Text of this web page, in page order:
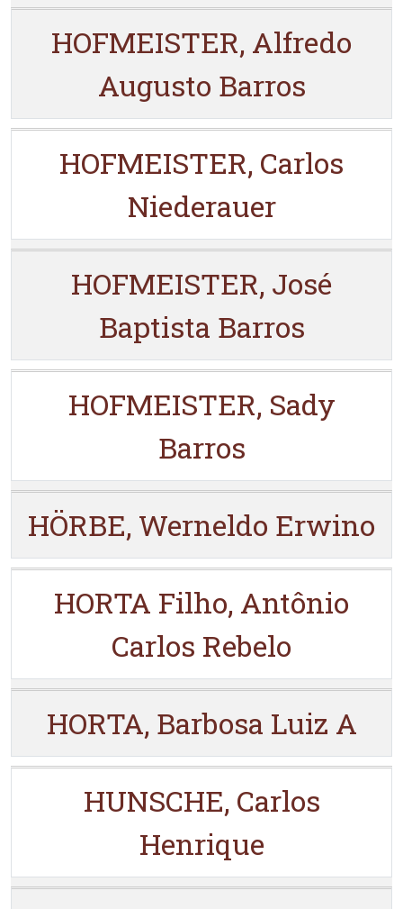
HOFMEISTER, Alfredo
Augusto Barros
HOFMEISTER, Carlos
Niederauer
HOFMEISTER, José
Baptista Barros
HOFMEISTER, Sady
Barros
HÖRBE, Werneldo Erwino
HORTA Filho, Antônio
Carlos Rebelo
HORTA, Barbosa Luiz A
HUNSCHE, Carlos
Henrique